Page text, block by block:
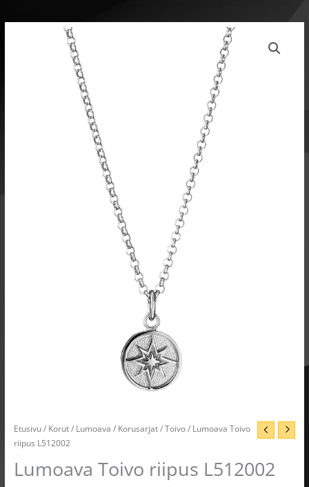
Etusivu/ Korut/ Lumoava / Korusarjat/Toivo/ Lumoava Toivo
riipus L512002
Lumoava Toivo riipus L512002